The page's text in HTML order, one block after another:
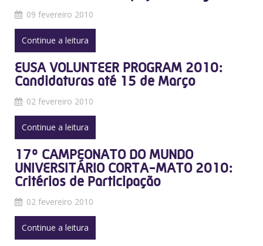
09 fevereiro 2010
Continue a leitura
EUSA VOLUNTEER PROGRAM 2010:
Candidaturas até 15 de Março
02 fevereiro 2010
Continue a leitura
17º CAMPEONATO DO MUNDO
UNIVERSITÁRIO CORTA-MATO 2010:
Critérios de Participação
02 fevereiro 2010
Continue a leitura